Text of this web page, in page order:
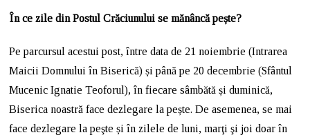
În ce zile din Postul Crăciunului se mănâncă pește?
Pe parcursul acestui post, între data de 21 noiembrie (Intrarea
Maicii Domnului în Biserică) și până pe 20 decembrie (Sfântul
Mucenic Ignatie Teoforul), în fiecare sâmbătă și duminică,
Biserica noastră face dezlegare la pește. De asemenea, se mai
face dezlegare la peşte și în zilele de luni, marţi şi joi doar în